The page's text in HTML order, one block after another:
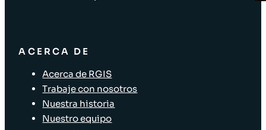
ACERCA DE
Acerca de RGIS
Trabaje con nosotros
Nuestra historia
Nuestro equipo